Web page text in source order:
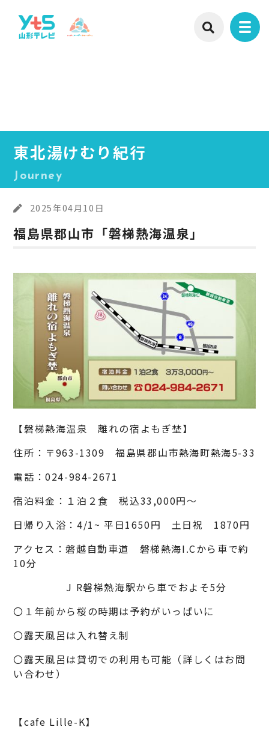
東北湯けむり紀行
Journey
2025年04月10日
福島県郡山市「磐梯熱海温泉」
【磐梯熱海温泉 離れの宿よもぎ埜】
住所：〒963-1309 福島県郡山市熱海町熱海5-33
電話：024-984-2671
宿泊料金：１泊２食 税込33,000円〜
日帰り入浴：4/1~ 平日1650円 土日祝 1870円
アクセス：磐越自動車道 磐梯熱海I.Cから車で約
10分
J R磐梯熱海駅から車でおよそ5分
〇１年前から桜の時期は予約がいっぱいに
〇露天風呂は入れ替え制
〇露天風呂は貸切での利用も可能（詳しくはお問
い合わせ）
【cafe Lille-K】